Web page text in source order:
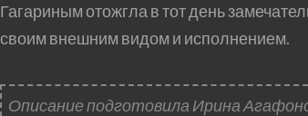
Гагариным отожгла в тот день
своим внешним видом и исполнением.
Описание подготовила Ирина